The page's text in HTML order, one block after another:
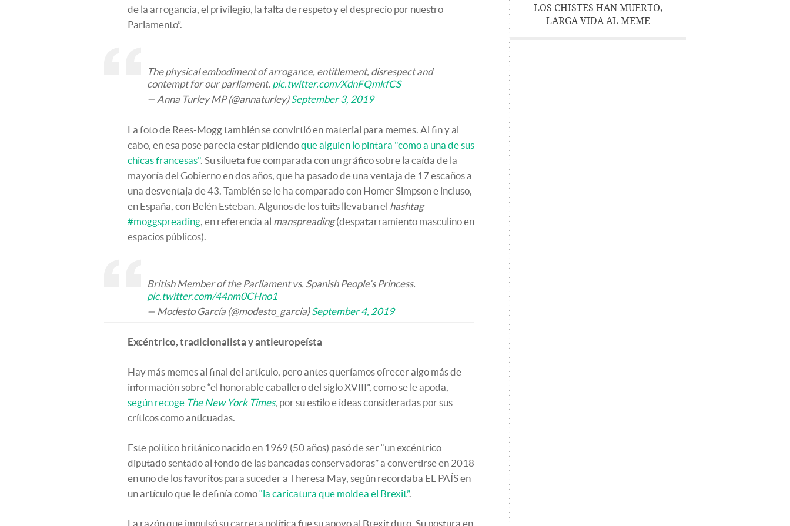
de la arrogancia, el privilegio, la falta de respeto y el desprecio por nuestro
Parlamento”.
The physical embodiment of arrogance, entitlement, disrespect and
contempt for our parliament. pic.twitter.com/XdnFQmkfCS
— Anna Turley MP (@annaturley)September 3, 2019
La foto de Rees-Mogg también se convirtió en material para memes. Al fin y al
cabo, en esa pose parecía estar pidiendoque alguien lo pintara "como a una de sus
chicas francesas". Su silueta fue comparada con un gráfico sobre la caída de la
mayoría del Gobierno en dos años, que ha pasado de una ventaja de 17 escaños a
una desventaja de 43. También se le ha comparado con Homer Simpson e incluso,
en España, con Belén Esteban. Algunos de los tuits llevaban el hashtag
#moggspreading, en referencia al manspreading(despatarramiento masculino en
espacios públicos).
British Member of the Parliament vs. Spanish People’s Princess.
pic.twitter.com/44nm0CHno1
— Modesto García (@modesto_garcia)September 4, 2019
Excéntrico, tradicionalista y antieuropeísta
Hay más memes al final del artículo, pero antes queríamos ofrecer algo más de
información sobre “el honorable caballero del siglo XVIII”, como se le apoda,
según recoge The New York Times, por su estilo e ideas consideradas por sus
críticos como anticuadas.
Este político británico nacido en 1969 (50 años) pasó de ser “un excéntrico
diputado sentado al fondo de las bancadas conservadoras” a convertirse en 2018
en uno de los favoritos para suceder a Theresa May, según recordaba EL PAÍS en
un artículo que le definía como“la caricatura que moldea el Brexit”.
La razón que impulsó su carrera política fue su apoyo al Brexit duro. Su postura en
LOS CHISTES HAN MUERTO,
LARGA VIDA AL MEME